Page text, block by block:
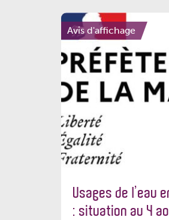
Avis d'affichage
Usages de l’eau
: situation au 4